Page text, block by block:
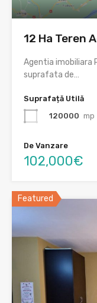
12 Ha Teren
Agentia imobiliara
suprafata de…
Suprafață Utilă
120000 mp
De Vanzare
102,000€
Featured